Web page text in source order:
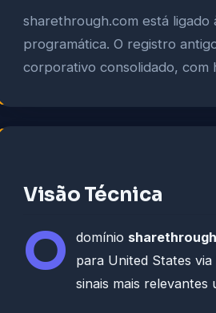
sharethrough.com está
programática. O registro
corporativo consolidado, com
Visão Técnica
O domínio
para United States
sinais mais relevantes